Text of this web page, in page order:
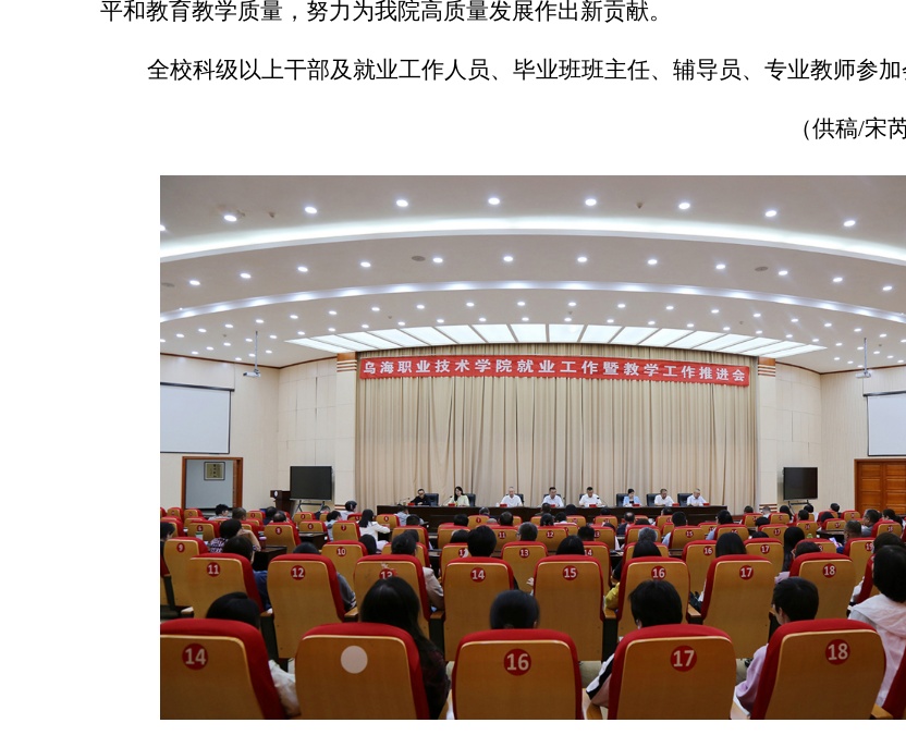
平和教育教学质量，努力为我院高质量发展作出新贡献。
全校科级以上干部及就业工作人员、毕业班班主任、辅导员、专业教师参加
（供稿/宋芮 编审/